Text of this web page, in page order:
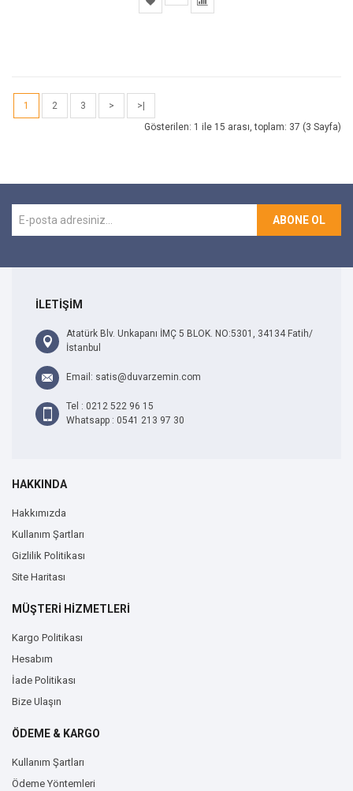
1 2 3 >
>|
Gösterilen: 1 ile 15 arası, toplam: 37 (3 Sayfa)
ABONE OL
İLETİŞİM
Atatürk Blv. Unkapanı İMÇ 5 BLOK. NO:5301, 34134 Fatih/
İstanbul
Email: satis@duvarzemin.com
Tel : 0212 522 96 15
Whatsapp : 0541 213 97 30
HAKKINDA
Hakkımızda
Kullanım Şartları
Gizlilik Politikası
Site Haritası
MÜŞTERİ HİZMETLERİ
Kargo Politikası
Hesabım
İade Politikası
Bize Ulaşın
ÖDEME & KARGO
Kullanım Şartları
Ödeme Yöntemleri